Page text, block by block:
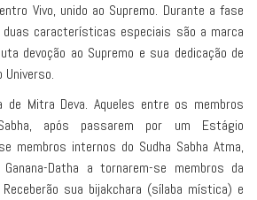
Vivo, unido ao Supremo. Durante a fase
duas características especiais são a marca
devoção ao Supremo e sua dedicação de
Universo.
de Mitra Deva. Aqueles entre os membros
após passarem por um Estágio
membros internos do Sudha Sabha Atma,
Datha a tornarem-se membros da
sua bijakchara (sílaba mística) e